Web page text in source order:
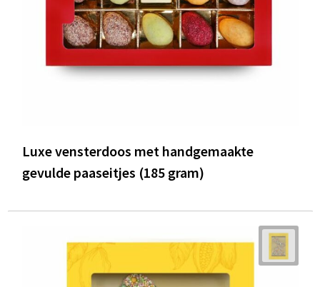
Luxe vensterdoos met handgemaakte
gevulde paaseitjes (185 gram)